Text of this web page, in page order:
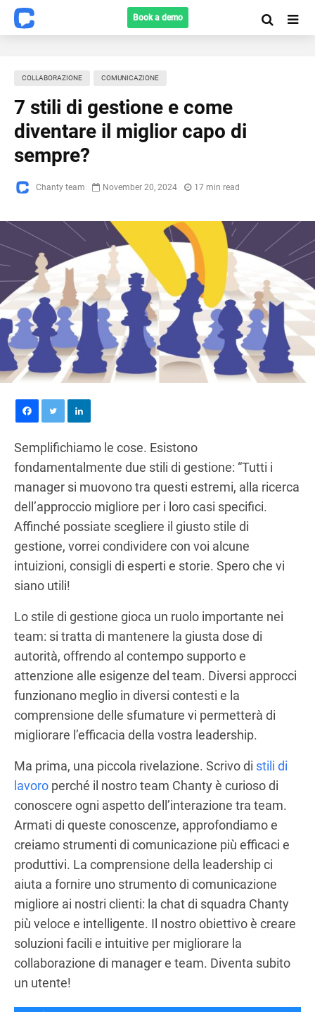
Book a demo
COLLABORAZIONE COMUNICAZIONE
7 stili di gestione e come
diventare il miglior capo di
sempre?
Chanty team November 20, 2024 17 min read
Semplifichiamo le cose. Esistono
fondamentalmente due stili di gestione: “Tutti i
manager si muovono tra questi estremi, alla ricerca
dell’approccio migliore per i loro casi specifici.
Affinché possiate scegliere il giusto stile di
gestione, vorrei condividere con voi alcune
intuizioni, consigli di esperti e storie. Spero che vi
siano utili!
Lo stile di gestione gioca un ruolo importante nei
team: si tratta di mantenere la giusta dose di
autorità, offrendo al contempo supporto e
attenzione alle esigenze del team. Diversi approcci
funzionano meglio in diversi contesti e la
comprensione delle sfumature vi permetterà di
migliorare l’efficacia della vostra leadership.
Ma prima, una piccola rivelazione. Scrivo di stili di
lavoro perché il nostro team Chanty è curioso di
conoscere ogni aspetto dell’interazione tra team.
Armati di queste conoscenze, approfondiamo e
creiamo strumenti di comunicazione più efficaci e
produttivi. La comprensione della leadership ci
aiuta a fornire uno strumento di comunicazione
migliore ai nostri clienti: la chat di squadra Chanty
più veloce e intelligente. Il nostro obiettivo è creare
soluzioni facili e intuitive per migliorare la
collaborazione di manager e team. Diventa subito
un utente!